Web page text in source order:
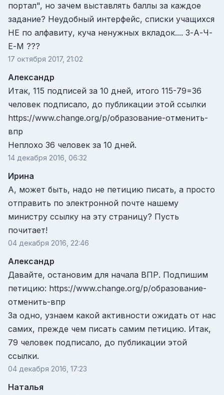
портал", но зачем выставлять баллы за каждое
задание? Неудобный интерфейс, списки учащихся
НЕ по алфавиту, куча ненужных вкладок.... З-А-Ч-
Е-М ???
17 октября 2017, 21:02
Александр
Итак, 115 подписей за 10 дней, итого 115-79=36
человек подписало, до публикации этой ссылки
https://www.change.org/p/образование-отменить-
впр
Неплохо 36 человек за 10 дней.
14 декабря 2016, 06:32
Ирина
А, может быть, надо не петицию писать, а просто
отправить по электронной почте нашему
министру ссылку на эту страницу? Пусть
почитает!
04 декабря 2016, 22:46
Александр
Давайте, остановим для начала ВПР. Подпишим
петицию: https://www.change.org/p/образование-
отменить-впр
За одно, узнаем какой активности ожидать от нас
самих, прежде чем писать самим петицию. Итак,
79 человек подписало, до публикации этой
ссылки.
04 декабря 2016, 17:23
Наталья